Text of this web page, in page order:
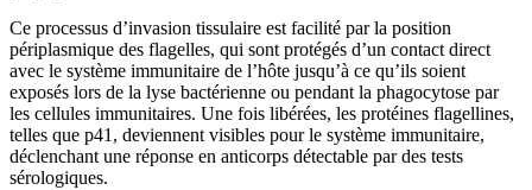
Ce processus d’invasion tissulaire est facilité par la position
périplasmique des flagelles, qui sont protégés d’un contact direct
avec le système immunitaire de l’hôte jusqu’à ce qu’ils soient
exposés lors de la lyse bactérienne ou pendant la phagocytose par
les cellules immunitaires. Une fois libérées, les protéines flagellines,
telles que p41, deviennent visibles pour le système immunitaire,
déclenchant une réponse en anticorps détectable par des tests
sérologiques.